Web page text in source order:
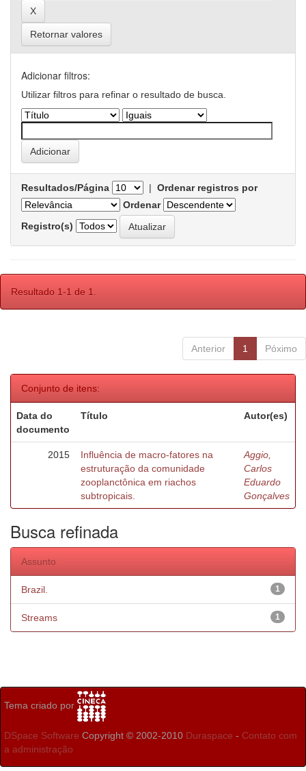
Retornar valores
Adicionar filtros:
Utilizar filtros para refinar o resultado de busca.
Resultados/Página | Ordenar registros por
Ordenar
Registro(s)
Resultado 1-1 de 1.
Anterior 1 Póximo
Conjunto de itens:
Data do
documento
Título Autor(es)
2015
Influência de macro-fatores na
estruturação da comunidade
zooplanctônica em riachos
subtropicais.
Aggio,
Carlos
Eduardo
Gonçalves
Busca refinada
Assunto
1
Brazil.
1
Streams
Tema criado por
DSpace Software Copyright © 2002-2010 Duraspace - Contato com
a administração